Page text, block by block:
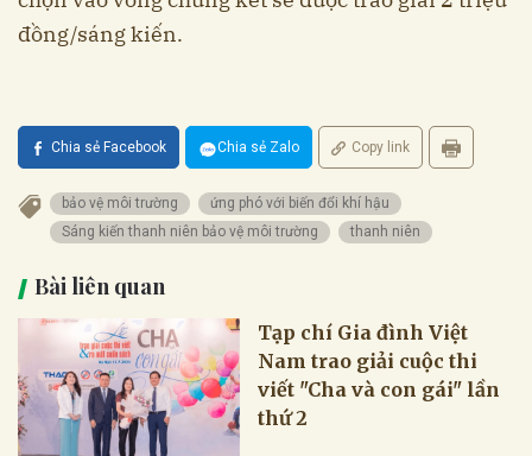
đồng/sáng kiến.
Chia sẻ Facebook Chia sẻ Zalo Copy link
bảo vệ môi trường
ứng phó với biến đổi khí hậu
Sáng kiến thanh niên bảo vệ môi trường
thanh niên
Bài liên quan
Tạp chí Gia đình Việt
Nam trao giải cuộc thi
viết "Cha và con gái" lần
thứ 2